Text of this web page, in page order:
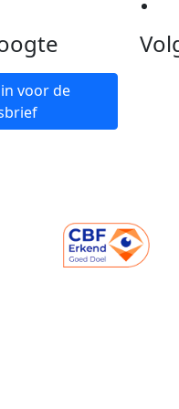
voor de